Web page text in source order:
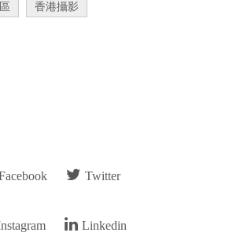
香港攝影
Twitter
Linkedin